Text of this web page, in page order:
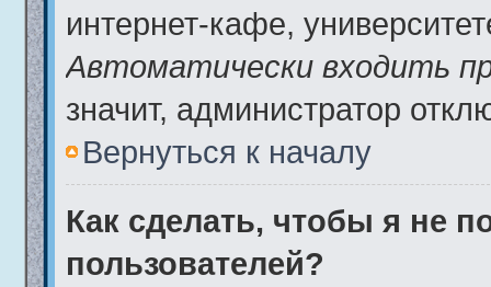
интернет-кафе,
Автоматически входить
значит, администратор
Вернуться к началу
Как сделать, чтобы я не
пользователей?